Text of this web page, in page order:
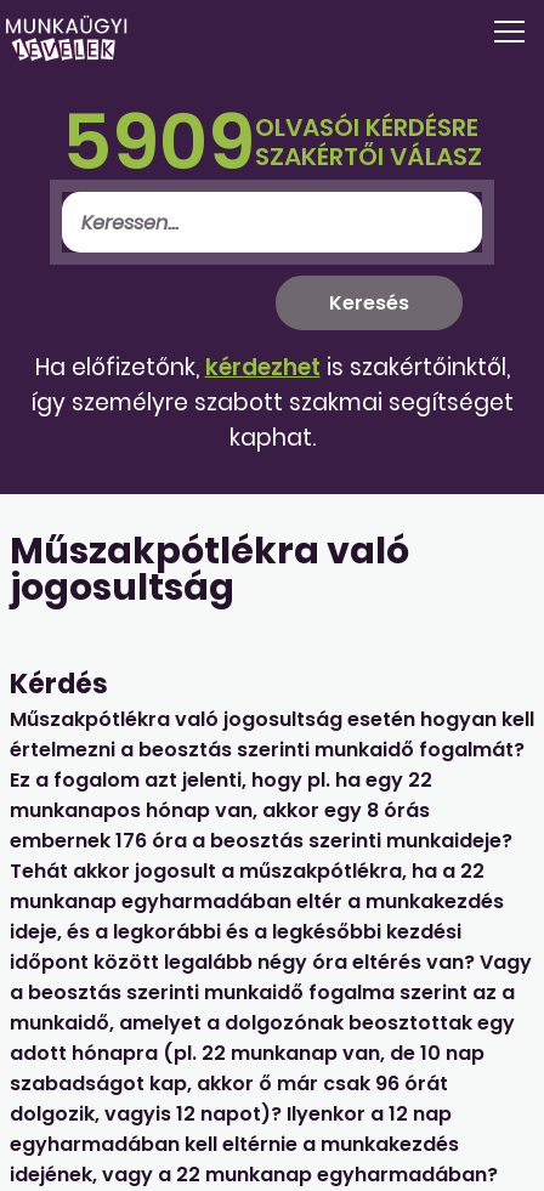
5909OLVASÓI KÉRDÉSRE
SZAKÉRTŐI VÁLASZ
Ha előfizetőnk, kérdezhet is szakértőinktől,
így személyre szabott szakmai segítséget
kaphat.
Műszakpótlékra való
jogosultság
Kérdés
Műszakpótlékra való jogosultság esetén hogyan kell
értelmezni a beosztás szerinti munkaidő fogalmát?
Ez a fogalom azt jelenti, hogy pl. ha egy 22
munkanapos hónap van, akkor egy 8 órás
embernek 176 óra a beosztás szerinti munkaideje?
Tehát akkor jogosult a műszakpótlékra, ha a 22
munkanap egyharmadában eltér a munkakezdés
ideje, és a legkorábbi és a legkésőbbi kezdési
időpont között legalább négy óra eltérés van? Vagy
a beosztás szerinti munkaidő fogalma szerint az a
munkaidő, amelyet a dolgozónak beosztottak egy
adott hónapra (pl. 22 munkanap van, de 10 nap
szabadságot kap, akkor ő már csak 96 órát
dolgozik, vagyis 12 napot)? Ilyenkor a 12 nap
egyharmadában kell eltérnie a munkakezdés
idejének, vagy a 22 munkanap egyharmadában?